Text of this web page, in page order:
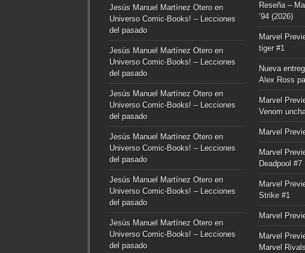
Jesús Manuel Martínez Oteroen
Universo Comic-Books! – Lecciones
del pasado
Jesús Manuel Martínez Oteroen
Universo Comic-Books! – Lecciones
del pasado
Jesús Manuel Martínez Oteroen
Universo Comic-Books! – Lecciones
del pasado
Jesús Manuel Martínez Oteroen
Universo Comic-Books! – Lecciones
del pasado
Jesús Manuel Martínez Oteroen
Universo Comic-Books! – Lecciones
del pasado
Jesús Manuel Martínez Oteroen
Universo Comic-Books! – Lecciones
del pasado
Reseña –
’94 (2026)
Marvel
tiger #1
Nueva
Alex Ross
Marvel
Venom
Marvel
Marvel
Deadpool #7
Marvel
Strike #1
Marvel
Marvel
Marvel